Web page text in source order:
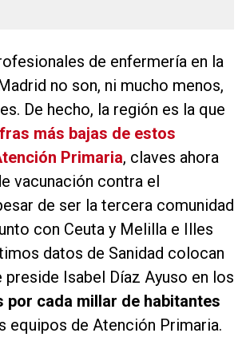
de enfermería en la
no son, ni mucho menos,
De hecho, la región es la que
más bajas de estos
Primaria, claves ahora
vacunación contra el
de ser la tercera comunidad
con Ceuta y Melilla e Illes
datos de Sanidad colocan
Isabel Díaz Ayuso en los
por cada millar de habitantes
equipos de Atención Primaria.